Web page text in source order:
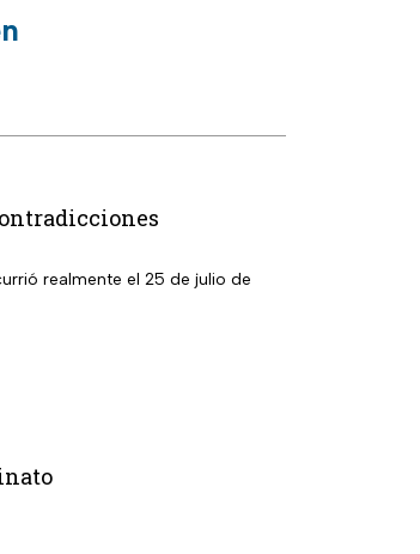
realmente el 25 de julio de